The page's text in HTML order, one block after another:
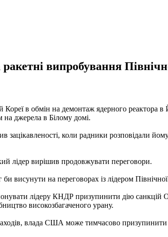
випробування
в обмін на демонтаж ядерного реактора
на джерела в Білому домі.
зацікавленості, коли радники розповідали
лідер вирішив продовжувати переговори.
висунути на переговорах із лідером
лідеру КНДР призупинити дію санкцій
високозбагаченого урану.
влада США може тимчасово